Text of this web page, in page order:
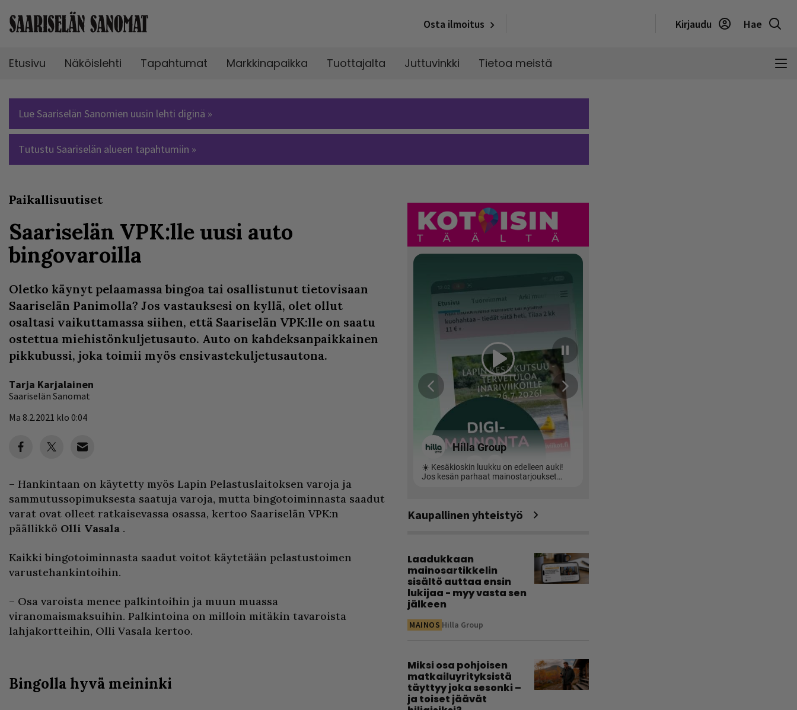
Osta ilmoitus Kirjaudu Hae
Etusivu Näköislehti Tapahtumat Markkinapaikka Tuottajalta Juttuvinkki Tietoa meistä
Lue Saariselän Sanomien uusin lehti diginä »
Tutustu Saariselän alueen tapahtumiin »
Paikallisuutiset
Saariselän VPK:lle uusi auto
bingovaroilla
Oletko käynyt pelaamassa bingoa tai osallistunut tietovisaan
Saariselän Panimolla? Jos vastauksesi on kyllä, olet ollut
osaltasi vaikuttamassa siihen, että Saariselän VPK:lle on saatu
ostettua miehistönkuljetusauto. Auto on kahdeksanpaikkainen
pikkubussi, joka toimii myös ensivastekuljetusautona.
Tarja Karjalainen
Saariselän Sanomat
Ma 8.2.2021 klo 0:04
– Hankintaan on käytetty myös Lapin Pelastuslaitoksen varoja ja
sammutussopimuksesta saatuja varoja, mutta bingotoiminnasta saadut
varat ovat olleet ratkaisevassa osassa, kertoo Saariselän VPK:n
päällikkö Olli Vasala .
Kaikki bingotoiminnasta saadut voitot käytetään pelastustoimen
varustehankintoihin.
– Osa varoista menee palkintoihin ja muun muassa
viranomaismaksuihin. Palkintoina on milloin mitäkin tavaroista
lahjakortteihin, Olli Vasala kertoo.
Bingolla hyvä meininki
Kaupallinen yhteistyö
Laadukkaan
mainosartikkelin
sisältö auttaa ensin
lukijaa - myy vasta sen
jälkeen
MAINOS Hilla Group
Miksi osa pohjoisen
matkailuyrityksistä
täyttyy joka sesonki –
ja toiset jäävät